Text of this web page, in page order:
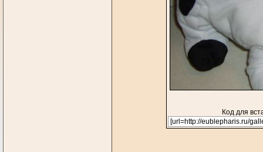
Код для